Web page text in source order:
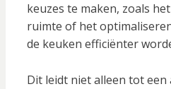
keuzes te maken, zoals
ruimte of het
de keuken efficiënter
Dit leidt niet alleen tot een